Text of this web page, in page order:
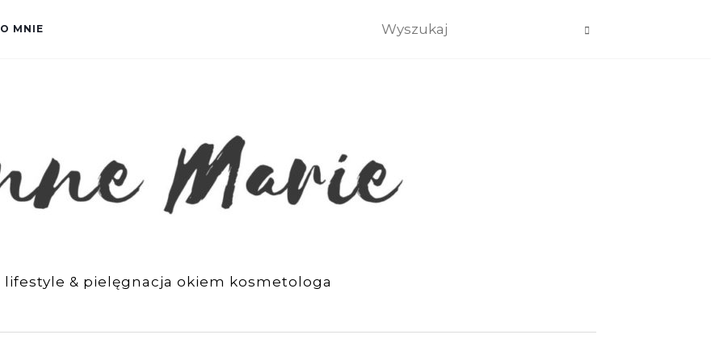
O MNIE
lifestyle & pielęgnacja okiem kosmetologa